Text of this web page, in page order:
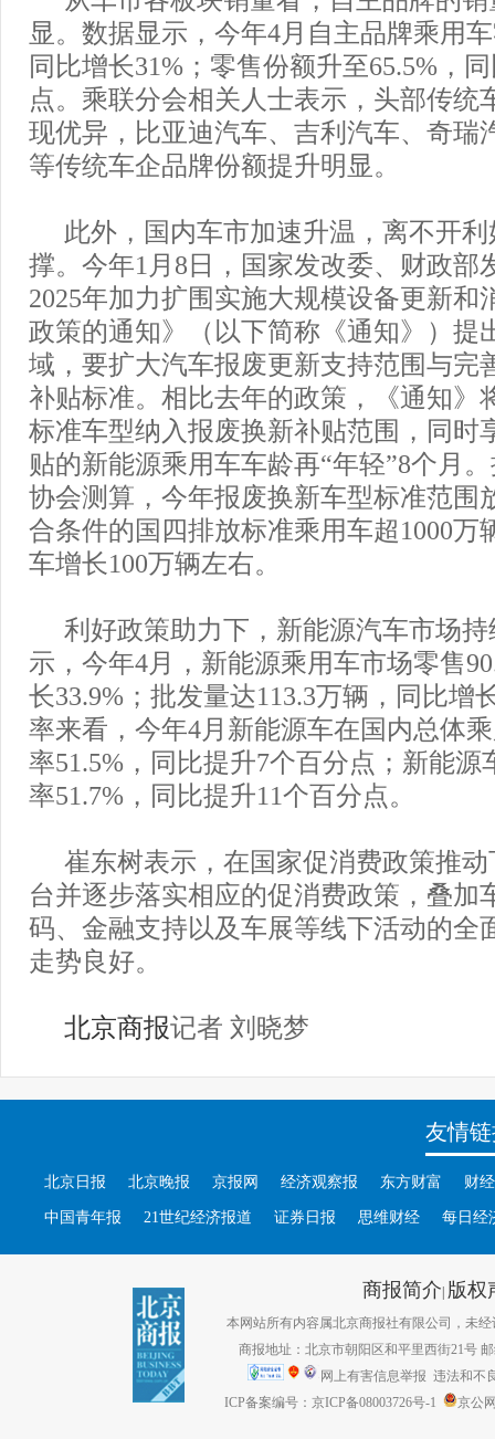
显。数据显示，今年4月自主品牌乘用
同比增长31%；零售份额升至65.5%，
点。乘联分会相关人士表示，头部传统
现优异，比亚迪汽车、吉利汽车、奇瑞
等传统车企品牌份额提升明显。
此外，国内车市加速升温，离不开
撑。今年1月8日，国家发改委、财政部
2025年加力扩围实施大规模设备更新和
政策的通知》（以下简称《通知》）提
域，要扩大汽车报废更新支持范围与完
补贴标准。相比去年的政策，《通知》
标准车型纳入报废换新补贴范围，同时
贴的新能源乘用车车龄再“年轻”8个月
协会测算，今年报废换新车型标准范围
合条件的国四排放标准乘用车超1000万
车增长100万辆左右。
利好政策助力下，新能源汽车市场
示，今年4月，新能源乘用车市场零售
长33.9%；批发量达113.3万辆，同比增
率来看，今年4月新能源车在国内总体
率51.5%，同比提升7个百分点；新能源
率51.7%，同比提升11个百分点。
崔东树表示，在国家促消费政策推
台并逐步落实相应的促消费政策，叠加
码、金融支持以及车展等线下活动的全
走势良好。
北京商报记者 刘晓梦
友情
北京日报 北京晚报 京报网 经济观察报 东方财富 财
中国青年报 21世纪经济报道 证券日报 思维财经 每日经
商报简介| 版权
本网站所有内容属北京商报社有限公司，未经
商报地址：北京市朝阳区和平里西街21号
网上有害信息举报 违法和不
ICP备案编号：京ICP备08003726号-1
京公